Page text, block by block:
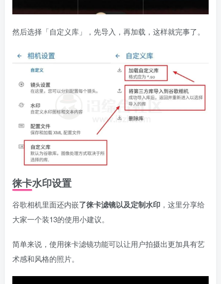
然后选择「自定义库」，先导入，再加载，这样就完事了。
徕卡水印设置
谷歌相机里面还内嵌了徕卡滤镜以及定制水印 ，这里分享给
大家一个装13的使用小建议。
简单来说，使用徕卡滤镜功能可以让用户拍摄出更加具有艺
术感和风格的照片。